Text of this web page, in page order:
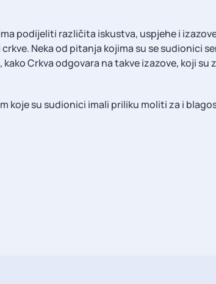
podijeliti različita iskustva, uspjehe i
Neka od pitanja kojima su se sudionici
Crkva odgovara na takve izazove, koji
koje su sudionici imali priliku moliti za i